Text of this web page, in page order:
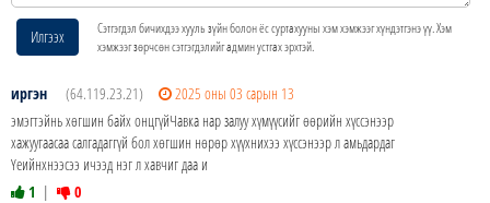
Илгээх
Сэтгэгдэл бичихдээ хууль зүйн болон ёс суртахууны хэм хэмжээг хүндэтгэнэ үү. Хэм
хэмжээг зөрчсөн сэтгэгдэлийг админ устгах эрхтэй.
иргэн (64.119.23.21)
2025 оны 03 сарын 13
эмэгтэйнь хөгшин байх онцгүйЧавка нар залуу хүмүүсийг өөрийн хүссэнээр
хажуугаасаа салгадаггүй бол хөгшин нөрөр хүүхнихээ хүссэнээр л амьдардаг
Үеийнхнээсээ ичээд нэг л хавчиг даа и
1 | 0